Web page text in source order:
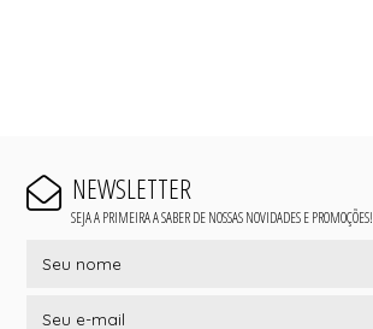
NEWSLETTER
SEJA A PRIMEIRA A SABER DE NOSSAS NOVIDADES E PROMOÇÕES!